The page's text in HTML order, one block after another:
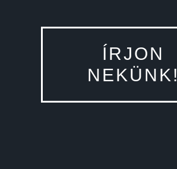
ÍRJON
NEKÜNK!